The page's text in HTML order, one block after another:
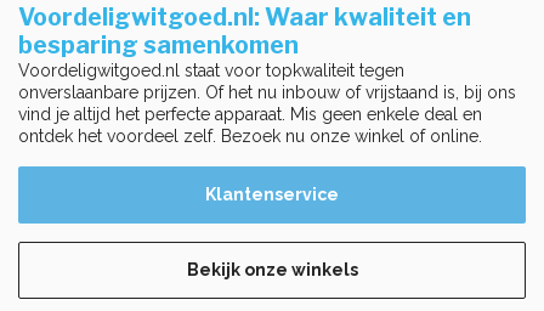
Voordeligwitgoed.nl: Waar kwaliteit en
besparing samenkomen
Voordeligwitgoed.nl staat voor topkwaliteit tegen
onverslaanbare prijzen. Of het nu inbouw of vrijstaand is, bij ons
vind je altijd het perfecte apparaat. Mis geen enkele deal en
ontdek het voordeel zelf. Bezoek nu onze winkel of online.
Klantenservice
Bekijk onze winkels